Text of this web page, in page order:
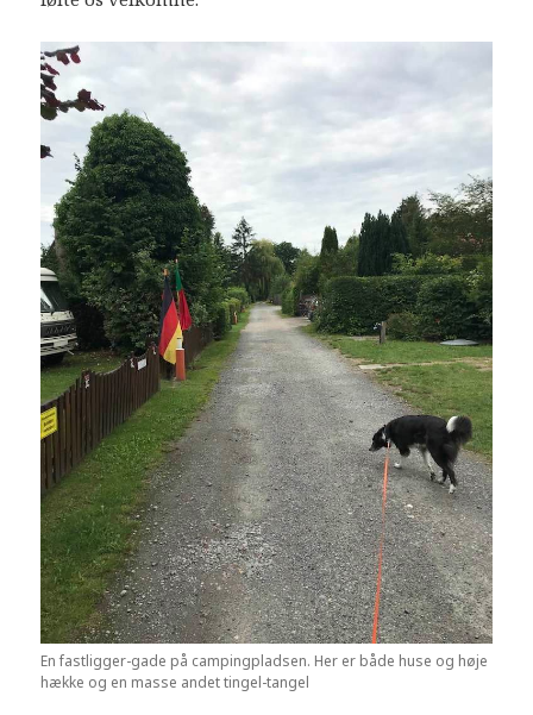
En fastligger-gade på campingpladsen. Her er både huse og høje
hække og en masse andet tingel-tangel